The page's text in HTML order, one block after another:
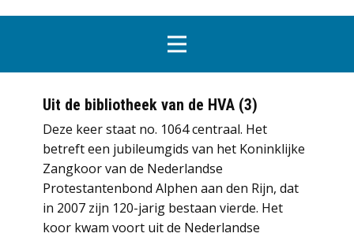
Uit de bibliotheek van de HVA (3)
Deze keer staat no. 1064 centraal. Het
betreft een jubileumgids van het Koninklijke
Zangkoor van de Nederlandse
Protestantenbond Alphen aan den Rijn, dat
in 2007 zijn 120-jarig bestaan vierde. Het
koor kwam voort uit de Nederlandse